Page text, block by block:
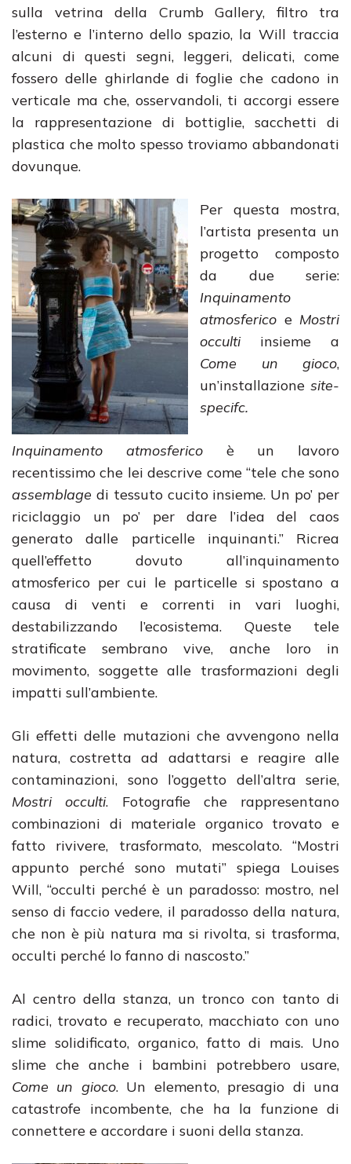
sulla vetrina della Crumb Gallery, filtro tra
l’esterno e l’interno dello spazio, la Will traccia
alcuni di questi segni, leggeri, delicati, come
fossero delle ghirlande di foglie che cadono in
verticale ma che, osservandoli, ti accorgi essere
la rappresentazione di bottiglie, sacchetti di
plastica che molto spesso troviamo abbandonati
dovunque.
Per questa mostra,
l’artista presenta un
progetto composto
da due serie:
Inquinamento
atmosferico e Mostri
occultiinsieme a
Come un gioco,
un’installazione site-
specifc.
Inquinamento atmosferico è un lavoro
recentissimo che lei descrive come “tele che sono
assemblage di tessuto cucito insieme. Un po’ per
riciclaggio un po’ per dare l’idea del caos
generato dalle particelle inquinanti.” Ricrea
quell’effetto dovuto all’inquinamento
atmosferico per cui le particelle si spostano a
causa di venti e correnti in vari luoghi,
destabilizzando l’ecosistema. Queste tele
stratificate sembrano vive, anche loro in
movimento, soggette alle trasformazioni degli
impatti sull’ambiente.
Gli effetti delle mutazioni che avvengono nella
natura, costretta ad adattarsi e reagire alle
contaminazioni, sono l’oggetto dell’altra serie,
Mostri occulti. Fotografie che rappresentano
combinazioni di materiale organico trovato e
fatto rivivere, trasformato, mescolato. “Mostri
appunto perché sono mutati” spiega Louises
Will, “occulti perché è un paradosso: mostro, nel
senso di faccio vedere, il paradosso della natura,
che non è più natura ma si rivolta, si trasforma,
occulti perché lo fanno di nascosto.”
Al centro della stanza, un tronco con tanto di
radici, trovato e recuperato, macchiato con uno
slime solidificato, organico, fatto di mais. Uno
slime che anche i bambini potrebbero usare,
Come un gioco. Un elemento, presagio di una
catastrofe incombente, che ha la funzione di
connettere e accordare i suoni della stanza.